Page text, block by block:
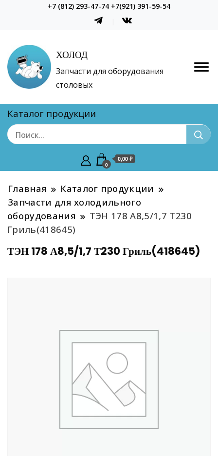
+7 (812) 293-47-74 +7(921) 391-59-54
ХОЛОД
Запчасти для оборудования
столовых
Каталог продукции
0
0,00 ₽
Главная
Каталог продукции
Запчасти для холодильного
оборудования
ТЭН 178 А8,5/1,7 Т230
Гриль(418645)
ТЭН 178 А8,5/1,7 Т230 Гриль(418645)